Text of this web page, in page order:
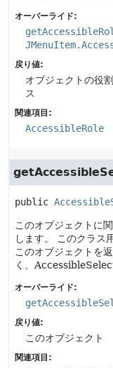
オーバーライド:
戻り値:
オブジェクトの役
ス
関連項目:
AccessibleRole
public
このオブジェクトに
します。
このクラス
このオブジェクトを
く、
オーバーライド:
戻り値:
このオブジェクト
関連項目: